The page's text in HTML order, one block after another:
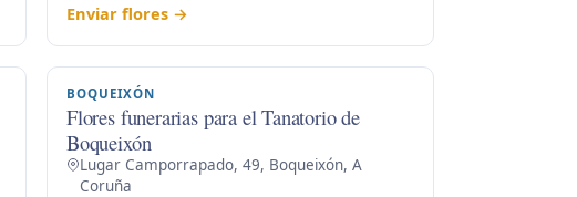
Enviar flores →
BOQUEIXÓN
Flores funerarias para el Tanatorio de
Boqueixón
Lugar Camporrapado, 49, Boqueixón, A
Coruña